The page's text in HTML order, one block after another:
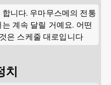
니다. 우마무스메의 전통
계속 달릴 거예요. 어떤
은 스케줄 대로입니다
치